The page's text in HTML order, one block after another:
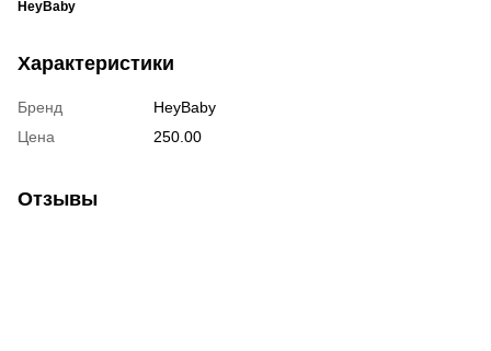
HeyBaby
Характеристики
Бренд
HeyBaby
Цена
250.00
Отзывы